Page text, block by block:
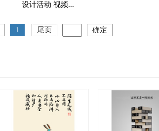
设计活动 视频...
1 尾页 确定